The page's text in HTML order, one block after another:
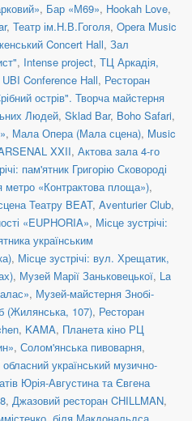
, Бар «М69», Hookah Love,
, Театр ім.Н.В.Гоголя, Opera Music
Concert Hall, Зал
, Intense project, ТЦ Аркадія,
UBI Conference Hall, Ресторан
острів". Творча майстерня
Людей, Sklad Bar, Boho Safari,
, Мала Опера (Мала сцена), Music
XXII, Актова зала 4-го
пам'ятник Григорію Сковороді
метро «Контрактова площа»),
Театру BEAT, Aventurier Club,
«EUPHORIA», Місце зустрічі:
українським
, Місце зустрічі: вул. Хрещатик,
, Музей Марії Заньковецької, La
, Музей-майстерня Знобі-
(Жилянська, 107), Ресторан
, KAMA, Планета кіно РЦ
, Солом'янська пивоварня,
український музично-
Юрія-Августина та Євгена
, Джазовий ресторан CHILLMAN,